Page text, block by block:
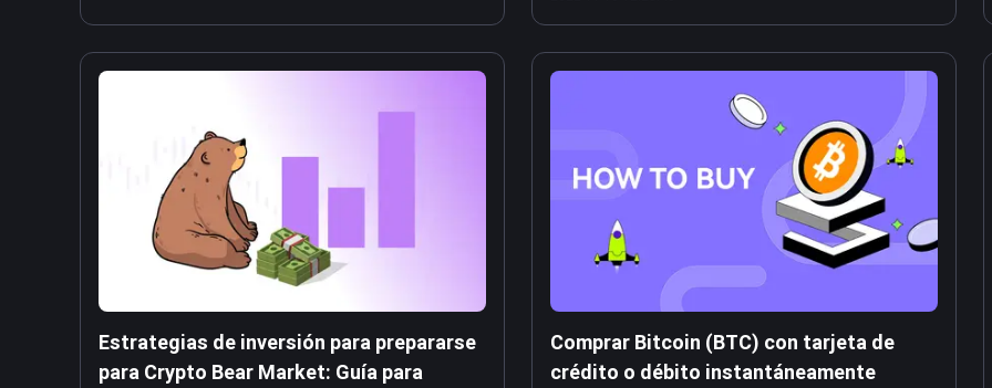
Estrategias de inversión para prepararse
para Crypto Bear Market: Guía para
Comprar Bitcoin (BTC) con tarjeta de
crédito o débito instantáneamente